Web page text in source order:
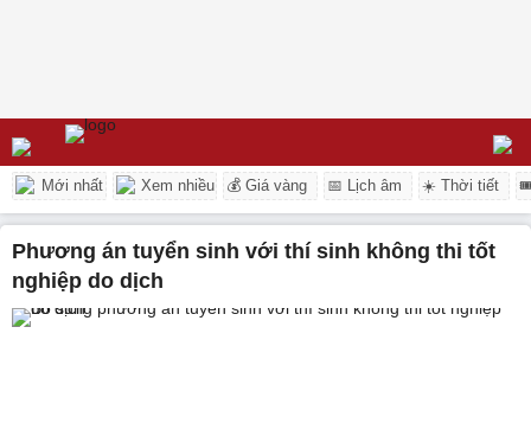
Mới nhất Xem nhiều 💰 Giá vàng 📅 Lịch âm ☀️ Thời tiết
phương án tuyển sinh với thí sinh không thi tốt
nghiệp do dịch